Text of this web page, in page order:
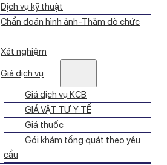
Dịch vụ kỹ thuật
Chẩn đoán hình ảnh-Thăm dò chức
Xét nghiệm
Giá dịch vụ
Giá dịch vụ KCB
GIÁ VẬT TƯ Y TẾ
Giá thuốc
Gói khám tổng quát theo yêu
cầu